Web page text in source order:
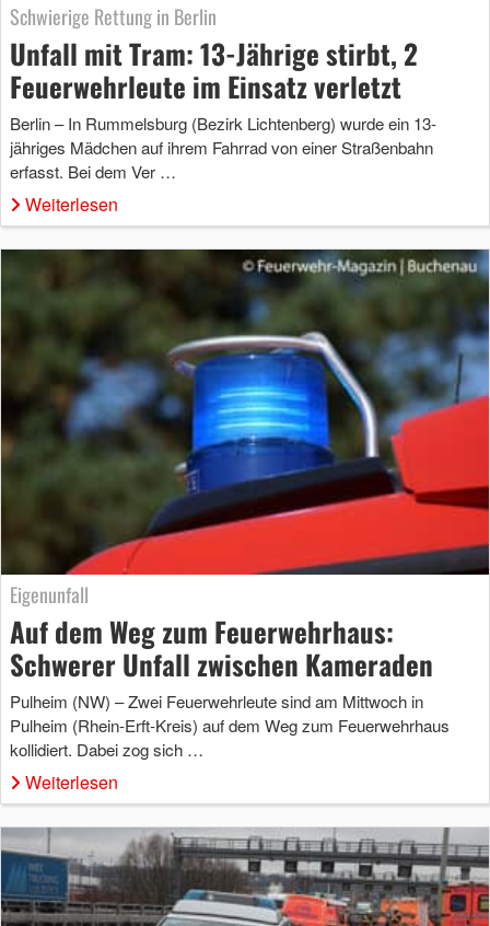
Schwierige Rettung in Berlin
Unfall mit Tram: 13-Jährige stirbt, 2
Feuerwehrleute im Einsatz verletzt
Berlin – In Rummelsburg (Bezirk Lichtenberg) wurde ein 13-
jähriges Mädchen auf ihrem Fahrrad von einer Straßenbahn
erfasst. Bei dem Ver …
Weiterlesen
Eigenunfall
Auf dem Weg zum Feuerwehrhaus:
Schwerer Unfall zwischen Kameraden
Pulheim (NW) – Zwei Feuerwehrleute sind am Mittwoch in
Pulheim (Rhein-Erft-Kreis) auf dem Weg zum Feuerwehrhaus
kollidiert. Dabei zog sich …
Weiterlesen